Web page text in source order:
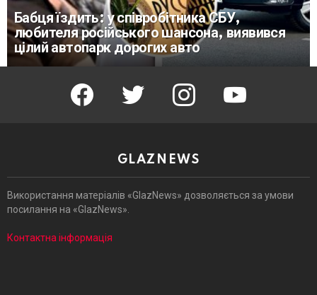
Бабця їздить: у співробітника СБУ,
любителя російського шансона, виявився
цілий автопарк дорогих авто
facebook twitter instagram youtube
GLAZNEWS
Використання матеріалів «GlazNews» дозволяється за умови
посилання на «GlazNews».
Контактна інформація